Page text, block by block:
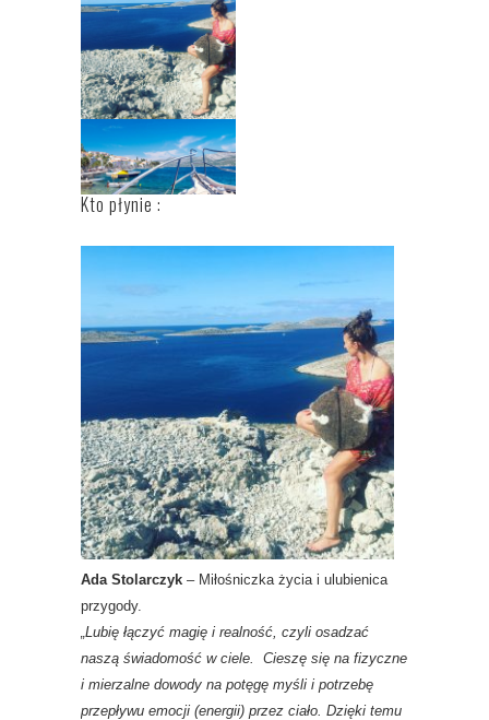
Kto płynie :
Ada Stolarczyk – Miłośniczka życia i ulubienica
przygody.
„Lubię łączyć magię i realność, czyli osadzać
naszą świadomość w ciele. Cieszę się na fizyczne
i mierzalne dowody na potęgę myśli i potrzebę
przepływu emocji (energii) przez ciało. Dzięki temu